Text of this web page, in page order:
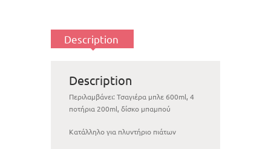
Description
Description
Περιλαμβάνει: Τσαγιέρα μπλε 600ml, 4
ποτήρια 200ml, δίσκο μπαμπού
Κατάλληλο για πλυντήριο πιάτων